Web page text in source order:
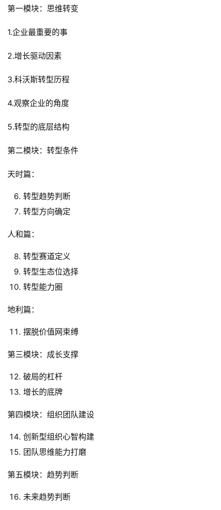
第一模块：思维转变
1.企业最重要的事
2.增长驱动因素
3.科沃斯转型历程
4.观察企业的角度
5.转型的底层结构
第二模块：转型条件
天时篇：
转型趋势判断
转型方向确定
人和篇：
转型赛道定义
转型生态位选择
转型能力圈
地利篇：
摆脱价值网束缚
第三模块：成长支撑
破局的杠杆
增长的底牌
第四模块：组织团队建设
创新型组织心智构建
团队思维能力打磨
第五模块：趋势判断
未来趋势判断